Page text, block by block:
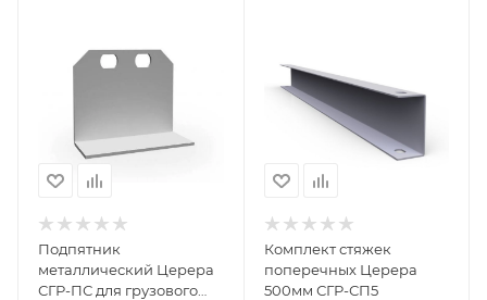
Подпятник
металлический Церера
СГР-ПС для грузового
Комплект стяжек
поперечных Церера
500мм СГР-СП5